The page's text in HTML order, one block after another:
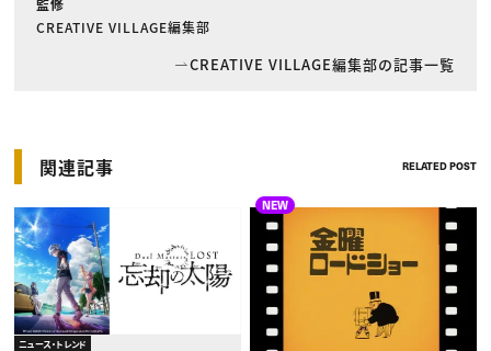
監修
CREATIVE VILLAGE編集部
CREATIVE VILLAGE編集部の記事一覧
関連記事 RELATED POST
ニュース・トレンド
NEW